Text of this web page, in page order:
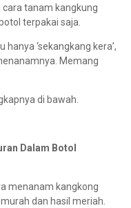
tanam kangkung
terpakai saja.
‘sekangkang kera’,
Memang
di bawah.
Dalam Botol
menanam kangkong
dan hasil meriah.